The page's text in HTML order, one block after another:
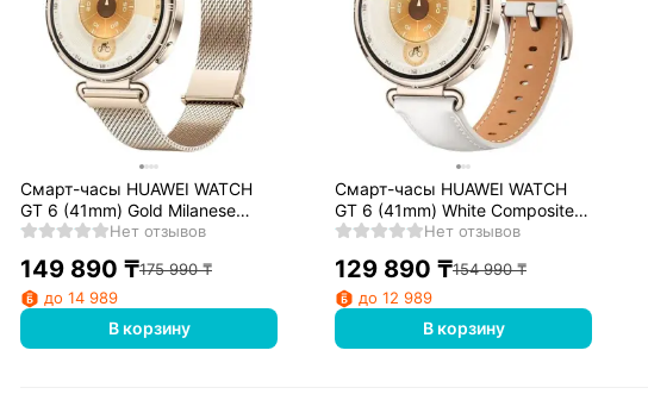
Смарт-часы HUAWEI WATCH
GT 6 (41mm) Gold Milanese
Strap
Нет отзывов
149 890 ₸175 990₸
до 14 989
В корзину
Смарт-часы HUAWEI WATCH
GT 6 (41mm) White Composite
Leather StrapНет отзывов
129 890 ₸154 990₸
до 12 989
В корзину